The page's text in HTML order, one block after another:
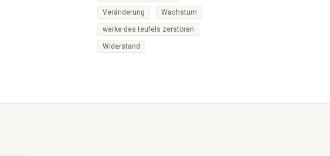
Veränderung Wachstum
werke des teufels zerstören
Widerstand